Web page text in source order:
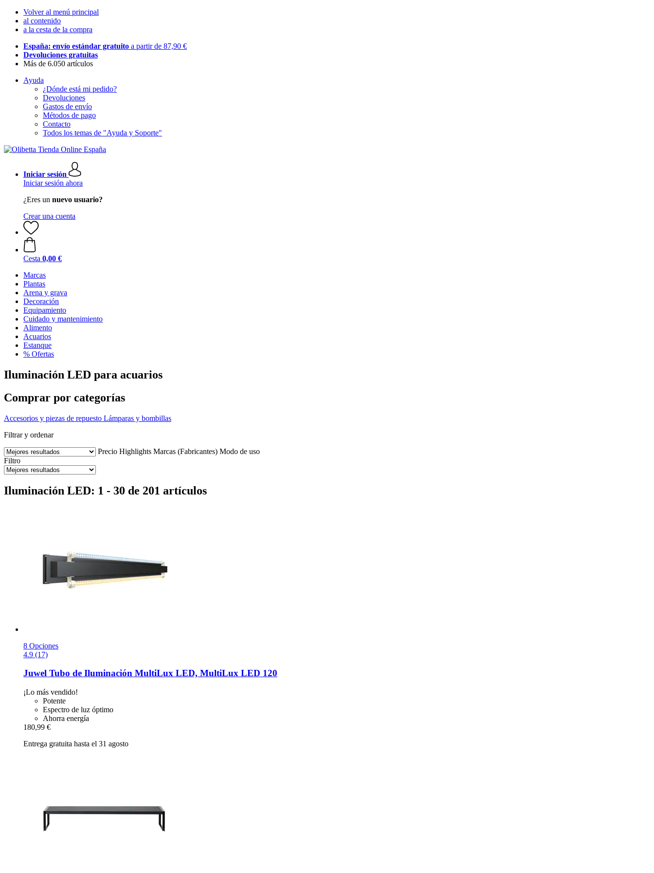
Volver al menú principal
al contenido
a la cesta de la compra
España: envío estándar gratuito a partir de 87,90 €
Devoluciones gratuitas
Más de 6.050 artículos
Ayuda
¿Dónde está mi pedido?
Devoluciones
Gastos de envío
Métodos de pago
Contacto
Todos los temas de "Ayuda y Soporte"
Iniciar sesión
Iniciar sesión ahora
¿Eres un nuevo usuario?
Crear una cuenta
Cesta 0,00 €
Marcas
Plantas
Arena y grava
Decoración
Equipamiento
Cuidado y mantenimiento
Alimento
Acuarios
Estanque
% Ofertas
Iluminación LED para acuarios
Comprar por categorías
Accesorios y piezas de repuesto Lámparas y bombillas
Filtrar y ordenar
Precio Highlights Marcas (Fabricantes) Modo de uso
Filtro
Iluminación LED: 1 - 30 de 201 artículos
8 Opciones
4.9 (17)
Juwel Tubo de Iluminación MultiLux LED, MultiLux LED 120
¡Lo más vendido!
Potente
Espectro de luz óptimo
Ahorra energía
180,99 €
Entrega gratuita hasta el 31 agosto